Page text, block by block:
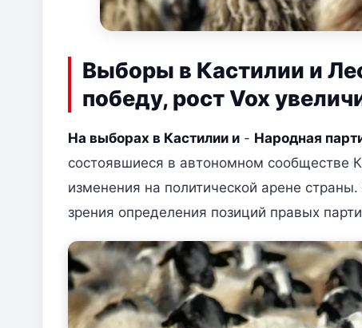
Выборы в Кастилии и
победу, рост Vox
На выборах в Кастилии и - Народная
состоявшиеся в автономном сообществе
изменения на политической арене
зрения определения позиций правых